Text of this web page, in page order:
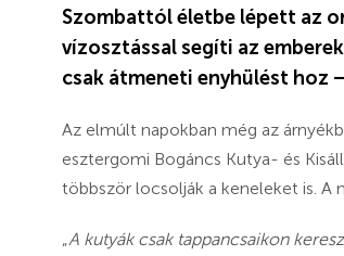
Szombattól életbe lépett az
vízosztással segíti az
csak átmeneti enyhülést hoz
Az elmúlt napokban még az
esztergomi Bogáncs Kutya- és
többször locsolják a keneleket is. A
„A kutyák csak tappancsaikon